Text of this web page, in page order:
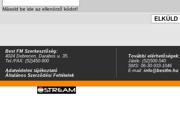
Másold be ide az ellenörző kódot!
Best FM Szerkesztőség:
4024 Debrecen, Darabos u. 35.
Tel./FAX: (52)450-900
Adatvédelmi tájékoztató
Általános Szerződési Feltételek
További elérhetőségek:
Játék: (52)500-540
SMS: 06-30-933-1046
E-mail: info@bestfm.hu